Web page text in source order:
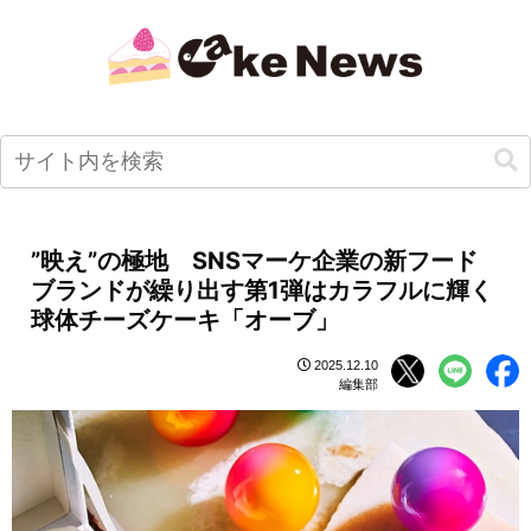
”映え”の極地 SNSマーケ企業の新フード
ブランドが繰り出す第1弾はカラフルに輝く
球体チーズケーキ「オーブ」
2025.12.10
編集部